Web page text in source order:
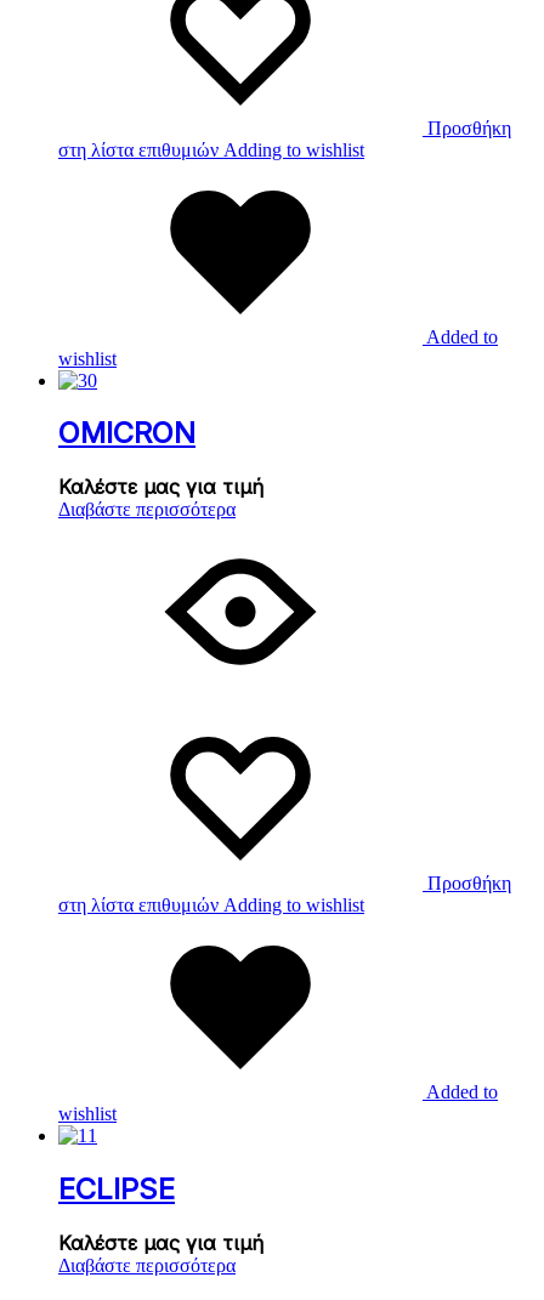
Προσθήκη
στη λίστα επιθυμιών Adding to wishlist
Added to
wishlist
OMICRON
Καλέστε μας για τιμή
Διαβάστε περισσότερα
Προσθήκη
στη λίστα επιθυμιών Adding to wishlist
Added to
wishlist
ECLIPSE
Καλέστε μας για τιμή
Διαβάστε περισσότερα